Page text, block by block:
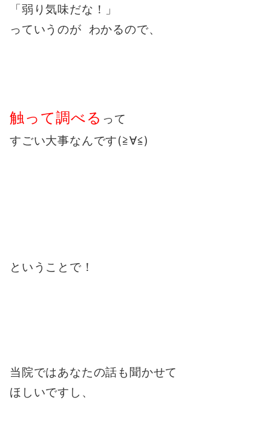
「弱り気味だな！」
っていうのが わかるので、
触って調べる って
すごい大事なんです(≧∀≦)
ということで！
当院ではあなたの話も聞かせて
ほしいですし、